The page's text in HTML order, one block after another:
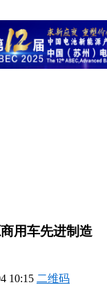
用车先进制造
10:15 二维码